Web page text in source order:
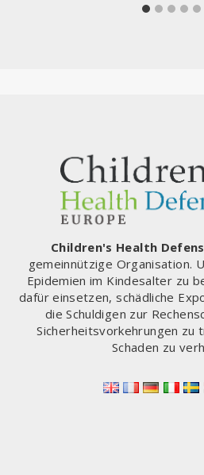
Children's Health
gemeinnützige Organisation.
Epidemien im Kindesalter zu
dafür einsetzen, schädliche
die Schuldigen zur
Sicherheitsvorkehrungen zu
Schaden zu